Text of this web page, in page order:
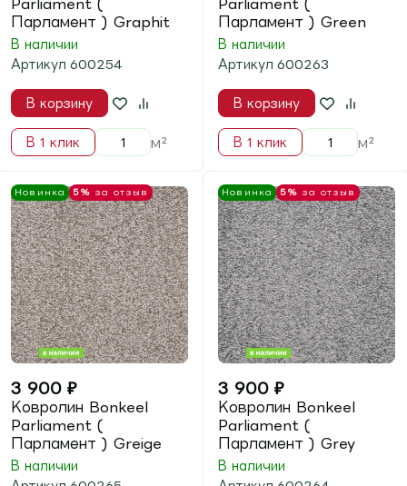
2 090 ₽
Ковролин BONKEEL
Spirit ( Спирит ) 1000
Graphit
В наличии
В корзину
В 1 клик м²
2 090 ₽
Ковролин BONKEEL
Spirit ( Спирит ) 1000
Grey
В наличии
В корзину
В 1 клик м²
Новинка 5%за отзыв Новинка 5%за отзыв